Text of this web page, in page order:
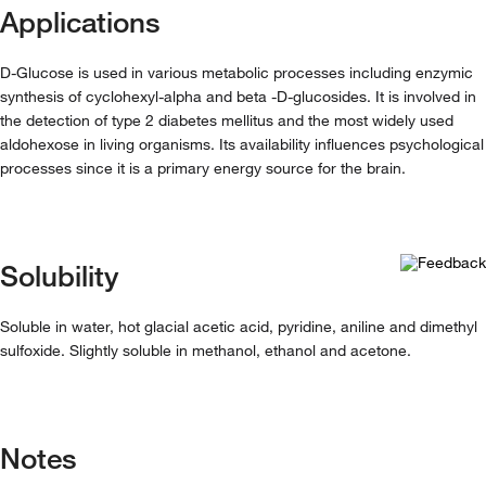
Applications
D-Glucose is used in various metabolic processes including enzymic
synthesis of cyclohexyl-alpha and beta -D-glucosides. It is involved in
the detection of type 2 diabetes mellitus and the most widely used
aldohexose in living organisms. Its availability influences psychological
processes since it is a primary energy source for the brain.
Solubility
Soluble in water, hot glacial acetic acid, pyridine, aniline and dimethyl
sulfoxide. Slightly soluble in methanol, ethanol and acetone.
Notes